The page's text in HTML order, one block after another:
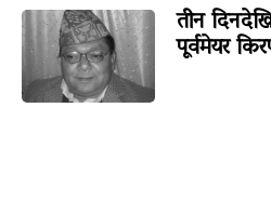
तीन
पूर्वमेयर